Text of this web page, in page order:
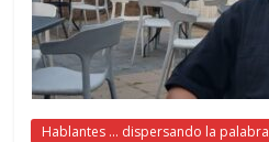
Hablantes ... dispersando la palabra